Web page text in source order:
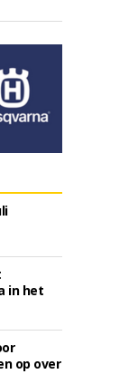
in het
op over